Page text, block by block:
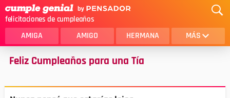
felicitaciones de cumpleaños
AMIGA AMIGO HERMANA MÁS
MAMA
Feliz Cumpleaños para una Tía